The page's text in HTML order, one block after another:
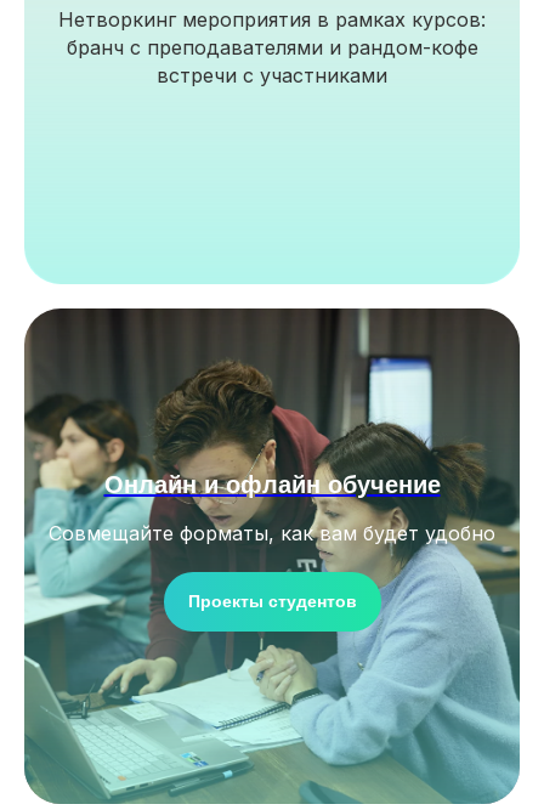
Нетворкинг мероприятия в рамках курсов:
бранч с преподавателями и рандом-кофе
встречи с участниками
Онлайн и офлайн обучение
Совмещайте форматы, как вам будет удобно
Проекты студентов